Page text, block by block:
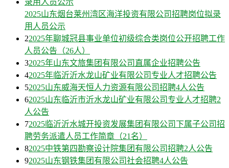
2025山东烟台莱州湾区海洋投资有限公司招聘岗位拟录
用人员公示
22025年聊城冠县事业单位初级综合类岗位公开招聘工作
人员公告（26人）
32025年山东文旅集团有限公司直属企业招聘公告
42025年临沂沂水龙山矿业有限公司专业人才招聘公告
52025山东威海天恒人力资源有限公司招聘4人公告
62025山东临沂市沂水龙山矿业有限公司专业人才招聘2
人公告
72025临沂沂水城开投资发展集团有限公司下属子公司招
聘劳务派遣人员工作简章（21名）
82025中铁第四勘察设计院集团有限公司招聘2人公告
92025山东钢铁集团有限公司社会招聘4人公告